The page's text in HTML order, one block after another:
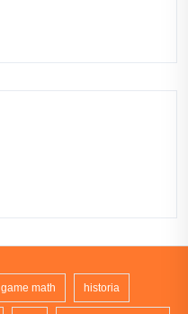
game math historia